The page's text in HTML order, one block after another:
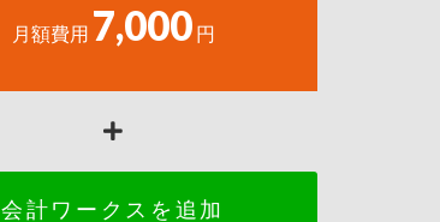
月額費用 7,000円
会計ワークスを追加